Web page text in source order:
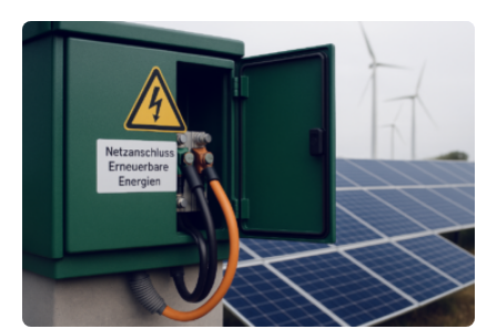
Quartieren“ eingeworben. Ziel des Projekts ist die
Entwicklung, Erprobung und Demonstration von
Konzepten zur langfristigen Energiespeicherung in
sektorübergreifend vernetzten Energiesystemen. Das
Projekt startete am 15. Oktober 2025, hat eine Laufzeit
von drei Jahren und ein Gesamtvolumen von rund 2,9
Millionen Euro, wovon 2,6 Millionen Euro durch das
Ministerium für Umwelt, Klima und…